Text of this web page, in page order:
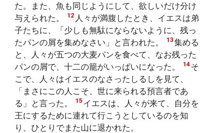
た。また、魚も同じようにして、欲しいだけ分け
与えられた。
12 人々が満腹したとき、イエスは弟
子たちに、「少しも無駄にならないように、残っ
たパンの屑を集めなさい」と言われた。
13集める
と、人々が五つの大麦パンを食べて、なお残った
パンの屑で、十二の籠がいっぱいになった。
14 そ
こで、人々はイエスのなさったしるしを見て、
「まさにこの人こそ、世に来られる預言者であ
る」と言った。
15 イエスは、人々が来て、自分を
王にするために連れて行こうとしているのを知
り、ひとりでまた山に退かれた。